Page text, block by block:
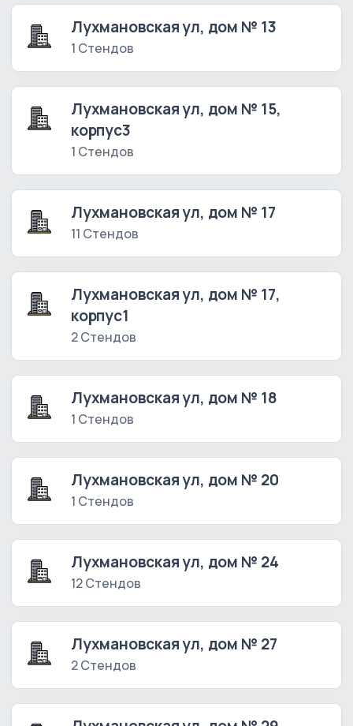
Лухмановская ул, дом № 13
1 Стендов
Лухмановская ул, дом № 15,
корпус3
1 Стендов
Лухмановская ул, дом № 17
11 Стендов
Лухмановская ул, дом № 17,
корпус1
2 Стендов
Лухмановская ул, дом № 18
1 Стендов
Лухмановская ул, дом № 20
1 Стендов
Лухмановская ул, дом № 24
12 Стендов
Лухмановская ул, дом № 27
2 Стендов